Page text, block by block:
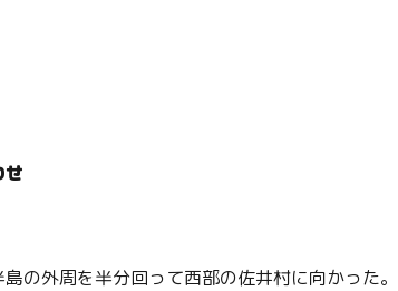
せ
の外周を半分回って西部の佐井村に向かった